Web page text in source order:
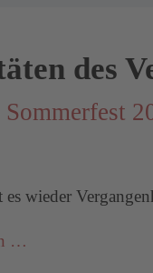
des
wieder
…